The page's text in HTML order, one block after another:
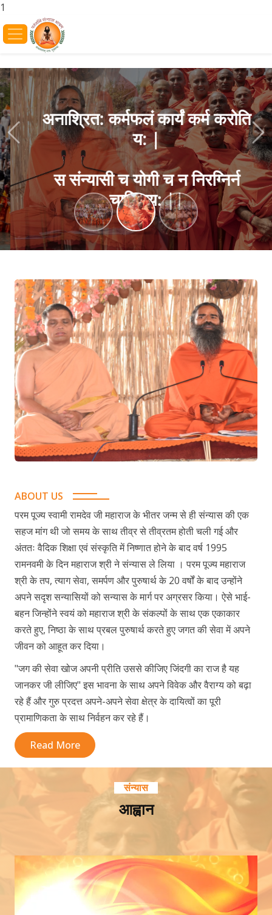
1
अनाश्रित: कर्मफलं कार्यं कर्म करोति
य: |
स संन्यासी च योगी च न निरग्निर्न
चाक्रिय: ||
Previous
ABOUT US
परम पूज्य स्वामी रामदेव जी महाराज के भीतर जन्म से ही संन्यास की एक
सहज मांग थी जो समय के साथ तीव्र से तीव्रतम होती चली गई और
अंततः वैदिक शिक्षा एवं संस्कृति में निष्णात होने के बाद वर्ष 1995
रामनवमी के दिन महाराज श्री ने संन्यास ले लिया । परम पूज्य महाराज
श्री के तप, त्याग सेवा, समर्पण और पुरुषार्थ के 20 वर्षों के बाद उन्होंने
अपने सदृश सन्यासियों को सन्यास के मार्ग पर अग्रसर किया। ऐसे भाई-
बहन जिन्होंने स्वयं को महाराज श्री के संकल्पों के साथ एक एकाकार
करते हुए, निष्ठा के साथ प्रबल पुरुषार्थ करते हुए जगत की सेवा में अपने
जीवन को आहूत कर दिया।
"जग की सेवा खोज अपनी प्रीति उससे कीजिए जिंदगी का राज है यह
जानकर जी लीजिए" इस भावना के साथ अपने विवेक और वैराग्य को बढ़ा
रहे हैं और गुरु प्रदत्त अपने-अपने सेवा क्षेत्र के दायित्वों का पूरी
प्रामाणिकता के साथ निर्वहन कर रहे हैं।
Read More
संन्यास
आह्वान